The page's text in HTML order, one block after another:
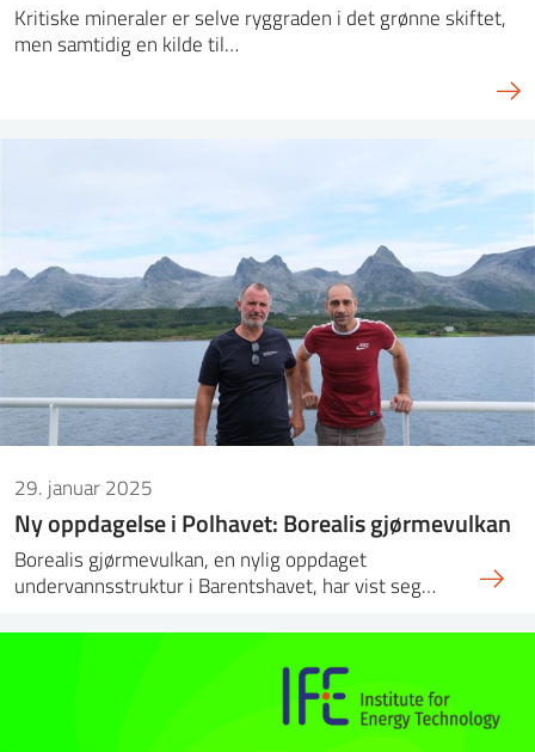
Kritiske mineraler er selve ryggraden i det grønne skiftet,
men samtidig en kilde til…
29. januar 2025
Ny oppdagelse i Polhavet: Borealis gjørmevulkan
Borealis gjørmevulkan, en nylig oppdaget
undervannsstruktur i Barentshavet, har vist seg…